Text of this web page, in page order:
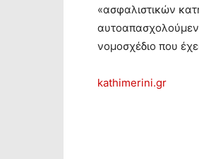
«ασφαλιστικών
νομοσχέδιο που
kathimerini.gr